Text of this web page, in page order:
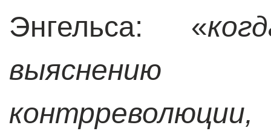
Энгельса: «
выяснению